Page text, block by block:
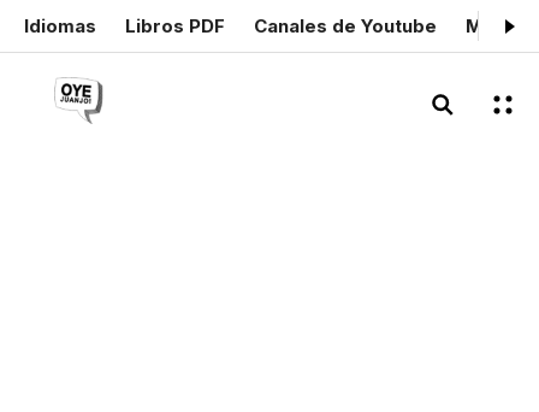
Idiomas Libros PDF Canales de Youtube Mis